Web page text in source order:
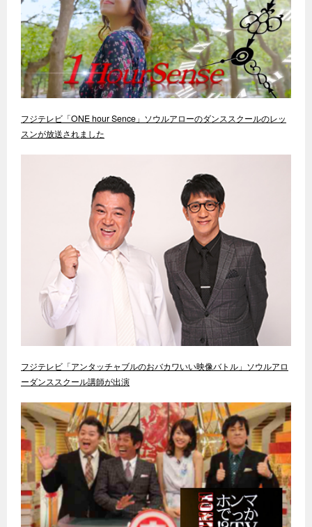
フジテレビ「ONE hour Sence」ソウルアローのダンススクールのレッ
スンが放送されました
フジテレビ「アンタッチャブルのおバカワいい映像バトル」ソウルアロ
ーダンススクール講師が出演